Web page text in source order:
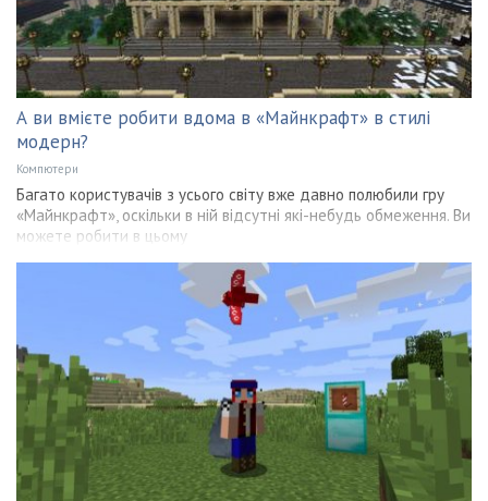
А ви вмієте робити вдома в «Майнкрафт» в стилі
модерн?
Компютери
Багато користувачів з усього світу вже давно полюбили гру
«Майнкрафт», оскільки в ній відсутні які-небудь обмеження. Ви
можете робити в цьому